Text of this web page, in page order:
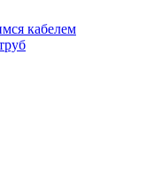
кабелем